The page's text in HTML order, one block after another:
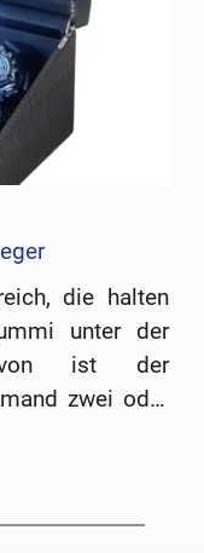
die halten
unter der
ist der
zwei oder
einer